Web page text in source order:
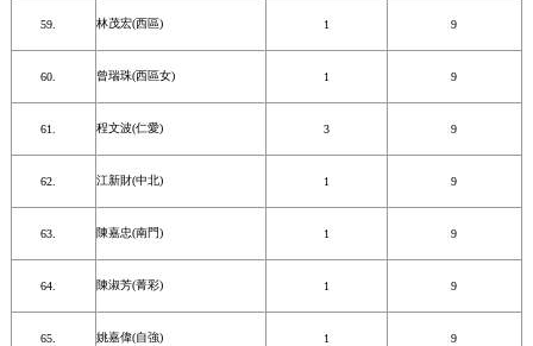
林茂宏(西區) 1 9
曾瑞珠(西區女) 1 9
程文波(仁愛) 3 9
江新財(中北) 1 9
陳嘉忠(南門) 1 9
陳淑芳(菁彩) 1 9
姚嘉偉(自強) 1 9